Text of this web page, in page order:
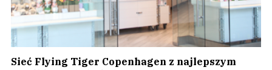
Sieć Flying Tiger Copenhagen z najlepszym